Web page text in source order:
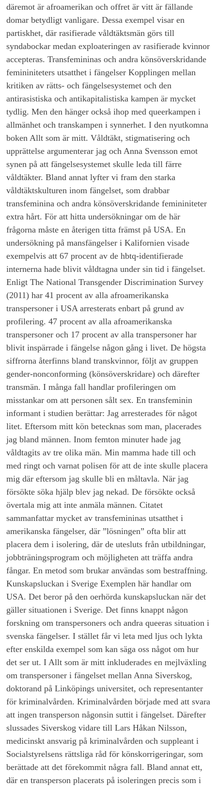
däremot är afroamerikan och offret är vitt är fällande
domar betydligt vanligare. Dessa exempel visar en
partiskhet, där rasifierade våldtäktsmän görs till
syndabockar medan exploateringen av rasifierade kvinnor
accepteras. Transfemininas och andra könsöverskridande
femininiteters utsatthet i fängelser Kopplingen mellan
kritiken av rätts- och fängelsesystemet och den
antirasistiska och antikapitalistiska kampen är mycket
tydlig. Men den hänger också ihop med queerkampen i
allmänhet och transkampen i synnerhet. I den nyutkomna
boken Allt som är mitt. Våldtäkt, stigmatisering och
upprättelse argumenterar jag och Anna Svensson emot
synen på att fängelsesystemet skulle leda till färre
våldtäkter. Bland annat lyfter vi fram den starka
våldtäktskulturen inom fängelset, som drabbar
transfeminina och andra könsöverskridande femininiteter
extra hårt. För att hitta undersökningar om de här
frågorna måste en återigen titta främst på USA. En
undersökning på mansfängelser i Kalifornien visade
exempelvis att 67 procent av de hbtq-identifierade
internerna hade blivit våldtagna under sin tid i fängelset.
Enligt The National Transgender Discrimination Survey
(2011) har 41 procent av alla afroamerikanska
transpersoner i USA arresterats enbart på grund av
profilering. 47 procent av alla afroamerikanska
transpersoner och 17 procent av alla transpersoner har
blivit inspärrade i fängelse någon gång i livet. De högsta
siffrorna återfinns bland transkvinnor, följt av gruppen
gender-nonconforming (könsöverskridare) och därefter
transmän. I många fall handlar profileringen om
misstankar om att personen sålt sex. En transfeminin
informant i studien berättar: Jag arresterades för något
litet. Eftersom mitt kön betecknas som man, placerades
jag bland männen. Inom femton minuter hade jag
våldtagits av tre olika män. Min mamma hade till och
med ringt och varnat polisen för att de inte skulle placera
mig där eftersom jag skulle bli en måltavla. När jag
försökte söka hjälp blev jag nekad. De försökte också
övertala mig att inte anmäla männen. Citatet
sammanfattar mycket av transfemininas utsatthet i
amerikanska fängelser, där ”lösningen” ofta blir att
placera dem i isolering, där de utesluts från utbildningar,
jobbträningsprogram och möjligheten att träffa andra
fångar. En metod som brukar användas som bestraffning.
Kunskapsluckan i Sverige Exemplen här handlar om
USA. Det beror på den oerhörda kunskapsluckan när det
gäller situationen i Sverige. Det finns knappt någon
forskning om transpersoners och andra queeras situation i
svenska fängelser. I stället får vi leta med ljus och lykta
efter enskilda exempel som kan säga oss något om hur
det ser ut. I Allt som är mitt inkluderades en mejlväxling
om transpersoner i fängelset mellan Anna Siverskog,
doktorand på Linköpings universitet, och representanter
för kriminalvården. Kriminalvården började med att svara
att ingen transperson någonsin suttit i fängelset. Därefter
slussades Siverskog vidare till Lars Håkan Nilsson,
medicinskt ansvarig på kriminalvården och suppleant i
Socialstyrelsens rättsliga råd för könskorrigeringar, som
berättade att det förekommit några fall. Bland annat ett,
där en transperson placerats på isoleringen precis som i